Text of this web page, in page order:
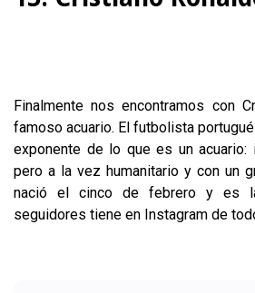
Finalmente nos encontramos con
famoso acuario. El futbolista
exponente de lo que es un acuario:
pero a la vez humanitario y con un
nació el cinco de febrero y es
seguidores tiene en Instagram de